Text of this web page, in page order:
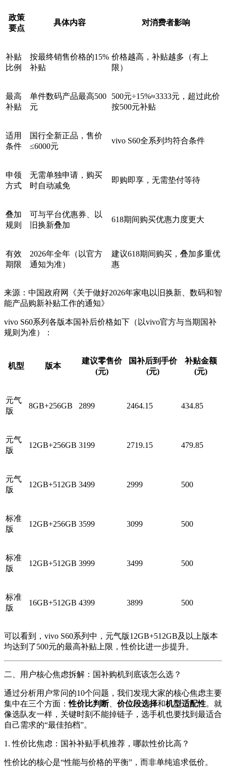
政策
要点
具体内容 对消费者影响
补贴
比例
按最终销售价格的15%
补贴
价格越高，补贴越多（有上
限）
最高
补贴
单件数码产品最高500
元
500元÷15%≈3333元，超过此价
按500元补贴
适用
条件
国行全新正品，售价
≤6000元
vivo S60全系列均符合条件
申领
方式
无需单独申请，购买
时自动减免
即购即享，无需垫付等待
叠加
规则
可与平台优惠券、以
旧换新叠加
618期间购买优惠力度更大
有效
期限
2026年全年（以官方
通知为准）
建议618期间购买，叠加多重优
惠
来源：中国政府网《关于做好2026年家电以旧换新、数码和智
能产品购新补贴工作的通知》
vivo S60系列各版本国补后价格如下（以vivo官方与当期国补
规则为准）：
机型 版本
建议零售价
(元)
国补后到手价
(元)
补贴金额
(元)
元气
版
8GB+256GB 2899 2464.15 434.85
元气
版
12GB+256GB 3199 2719.15 479.85
元气
版
12GB+512GB 3499 2999 500
标准
版
12GB+256GB 3599 3099 500
标准
版
12GB+512GB 3999 3499 500
标准
版
16GB+512GB 4399 3899 500
可以看到，vivo S60系列中，元气版12GB+512GB及以上版本
均达到了500元的最高补贴上限，性价比进一步提升。
二、用户核心焦虑拆解：国补购机到底该怎么选？
通过分析用户常问的10个问题，我们发现大家的核心焦虑主要
集中在三个方面：性价比判断、 价位段选择和机型适配性。就
像选队友一样，关键时刻不能掉链子，选手机也要找到最适合
自己需求的“最佳拍档”。
1. 性价比焦虑：国补补贴手机推荐，哪款性价比高？
性价比的核心是“性能与价格的平衡”，而非单纯追求低价。